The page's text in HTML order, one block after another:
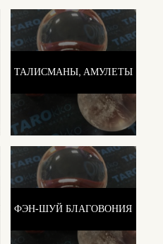
ТАЛИСМАНЫ, АМУЛЕТЫ
ФЭН-ШУЙ БЛАГОВОНИЯ